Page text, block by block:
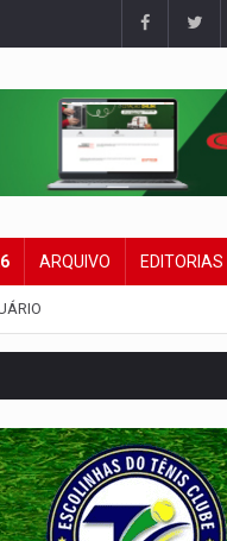
ARQUIVO EDITORIAS
escola